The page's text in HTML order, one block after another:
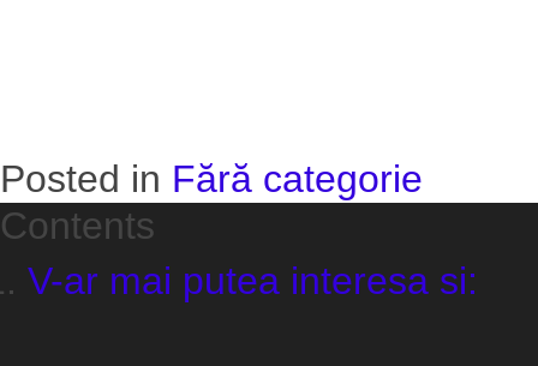
Posted in Fără categorie
Contents
V-ar mai putea interesa si: